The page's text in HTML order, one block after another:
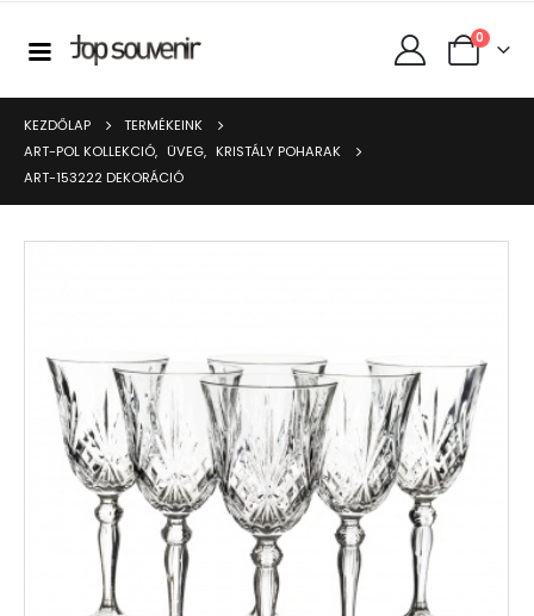
0
KEZDŐLAP
TERMÉKEINK
ART-POL KOLLEKCIÓ, ÜVEG, KRISTÁLY POHARAK
ART-153222 DEKORÁCIÓ